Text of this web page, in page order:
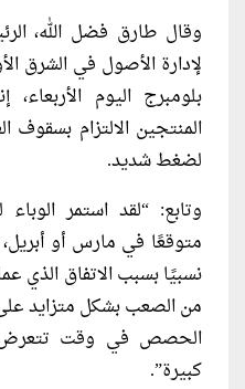
وقال طارق فضل الله،
لإدارة الأصول في الشرق
بلومبرج اليوم
المنتجين الالتزام
لضغط شديد.
وتابع: “لقد استمر
متوقعًا في مارس أو
نسبيًا بسبب الاتفاق الذي
من الصعب بشكل متزايد على
الحصص في وقت تتعرض
كبيرة”.